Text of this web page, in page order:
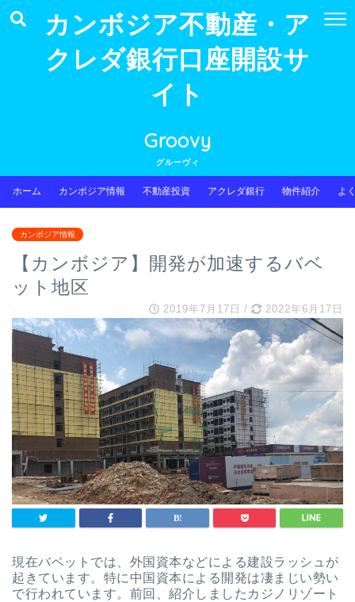
カンボジア不動産・ア
クレダ銀行口座開設サ
イト
Groovy
グルーヴィ
ホーム カンボジア情報 不動産投資 アクレダ銀行 物件紹介 よ
カンボジア情報
【カンボジア】開発が加速するバベ
ット地区
2019年7月17日 / 2022年6月17日
現在バベットでは、外国資本などによる建設ラッシュが
起きています。特に中国資本による開発は凄まじい勢い
で行われています。前回、紹介しましたカジノリゾート